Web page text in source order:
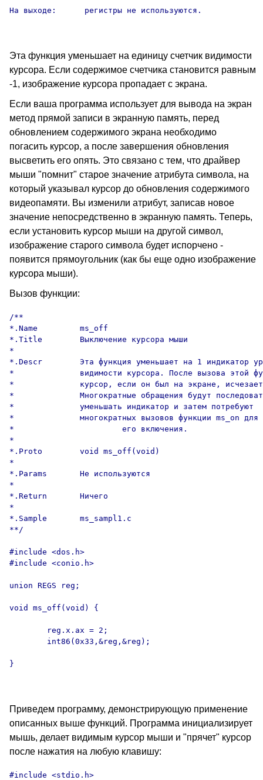
На выходе:      регистры не используются.
Эта функция уменьшает на единицу счетчик видимости
курсора. Если содержимое счетчика становится равным
-1, изображение курсора пропадает с экрана.
Если ваша программа использует для вывода на экран
метод прямой записи в экранную память, перед
обновлением содержимого экрана необходимо
погасить курсор, а после завершения обновления
высветить его опять. Это связано с тем, что драйвер
мыши "помнит" старое значение атрибута символа, на
который указывал курсор до обновления содержимого
видеопамяти. Вы изменили атрибут, записав новое
значение непосредственно в экранную память. Теперь,
если установить курсор мыши на другой символ,
изображение старого символа будет испорчено -
появится прямоугольник (как бы еще одно изображение
курсора мыши).
Вызов функции:
/**
*.Name         ms_off
*.Title        Выключение курсора мыши
*
*.Descr        Эта функция уменьшает на 1 индикатор
*              видимости курсора. После вызова этой
*              курсор, если он был на экране,
*              Многократные обращения будут
*              уменьшать индикатор и затем потребуют
*              многократных вызовов функции ms_on для
*                       его включения.
*
*.Proto        void ms_off(void)
*
*.Params       Не используются
*
*.Return       Ничего
*
*.Sample       ms_sampl1.c
**/
#include <dos.h>
#include <conio.h>
union REGS reg;
void ms_off(void) {
        reg.x.ax = 2;
        int86(0x33,&reg,&reg);
}
Приведем программу, демонстрирующую применение
описанных выше функций. Программа инициализирует
мышь, делает видимым курсор мыши и "прячет" курсор
после нажатия на любую клавишу:
#include <stdio.h>